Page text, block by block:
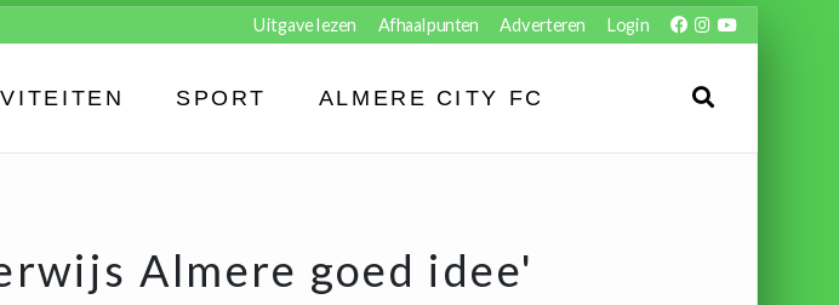
Uitgave lezen Afhaalpunten Adverteren Login
SPORT ALMERE CITY FC
Almere goed idee'